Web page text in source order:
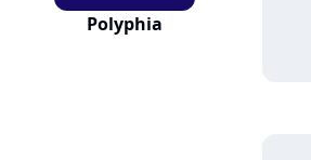
Polyphia